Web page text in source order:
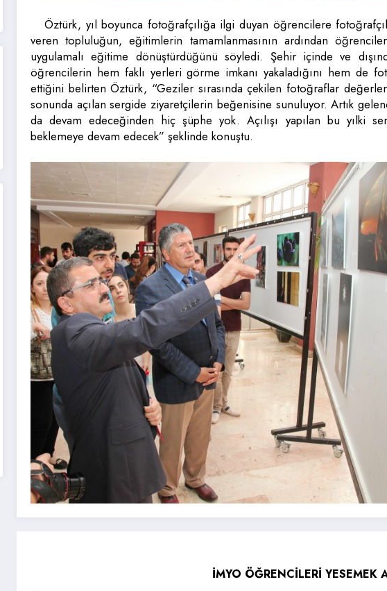
Öztürk, yıl boyunca fotoğrafçılığa ilgi duyan öğrencilere
veren topluluğun, eğitimlerin tamamlanmasının ardından
uygulamalı eğitime dönüştürdüğünü söyledi. Şehir içinde ve
öğrencilerin hem faklı yerleri görme imkanı yakaladığını hem de
ettiğini belirten Öztürk, “Geziler sırasında çekilen fotoğraflar
sonunda açılan sergide ziyaretçilerin beğenisine sunuluyor. Artık
da devam edeceğinden hiç şüphe yok. Açılışı yapılan bu yılki
beklemeye devam edecek” şeklinde konuştu.
İMYO ÖĞRENCİLERİ YESEMEK